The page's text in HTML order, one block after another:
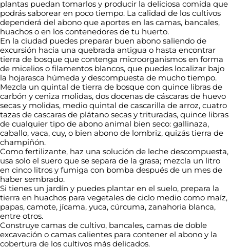
plantas puedan tomarlos y producir la deliciosa comida que
podrás saborear en poco tiempo. La calidad de los cultivos
dependerá del abono que aportes en las camas, bancales,
huachos o en los contenedores de tu huerto.
En la ciudad puedes preparar buen abono saliendo de
excursión hacia una quebrada antigua o hasta encontrar
tierra de bosque que contenga microorganismos en forma
de micelios o filamentos blancos, que puedes localizar bajo
la hojarasca húmeda y descompuesta de mucho tiempo.
Mezcla un quintal de tierra de bosque con quince libras de
carbón y ceniza molidas, dos docenas de cáscaras de huevo
secas y molidas, medio quintal de cascarilla de arroz, cuatro
tazas de cascaras de plátano secas y trituradas, quince libras
de cualquier tipo de abono animal bien seco: gallinaza,
caballo, vaca, cuy, o bien abono de lombriz, quizás tierra de
champiñón.
Como fertilizante, haz una solución de leche descompuesta,
usa solo el suero que se separa de la grasa; mezcla un litro
en cinco litros y fumiga con bomba después de un mes de
haber sembrado.
Si tienes un jardín y puedes plantar en el suelo, prepara la
tierra en huachos para vegetales de ciclo medio como maíz,
papas, camote, jícama, yuca, cúrcuma, zanahoria blanca,
entre otros.
Construye camas de cultivo, bancales, camas de doble
excavación o camas calientes para contener el abono y la
cobertura de los cultivos más delicados.